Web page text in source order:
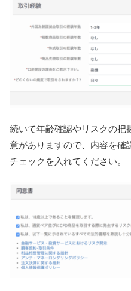
続いて年齢確認やリスクの把
意がありますので、 内容を確
チェックを入れてください。